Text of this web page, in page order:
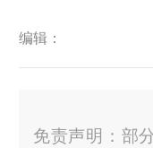
编辑：
免责声明：部